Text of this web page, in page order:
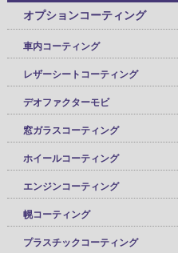
オプションコーティング
車内コーティング
レザーシートコーティング
デオファクターモビ
窓ガラスコーティング
ホイールコーティング
エンジンコーティング
幌コーティング
プラスチックコーティング